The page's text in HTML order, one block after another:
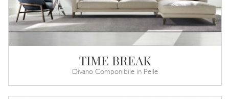
TIME BREAK
Divano Componibile in Pelle